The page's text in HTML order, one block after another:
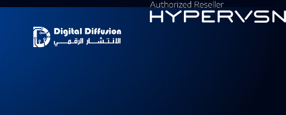
تخطي